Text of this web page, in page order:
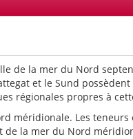
de la mer du Nord
et le Sund
régionales propres à
méridionale. Les teneurs
de la mer du Nord